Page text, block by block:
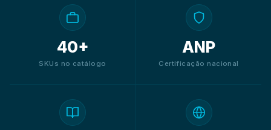
40+
SKUs no catálogo
ANP
Certificação nacional